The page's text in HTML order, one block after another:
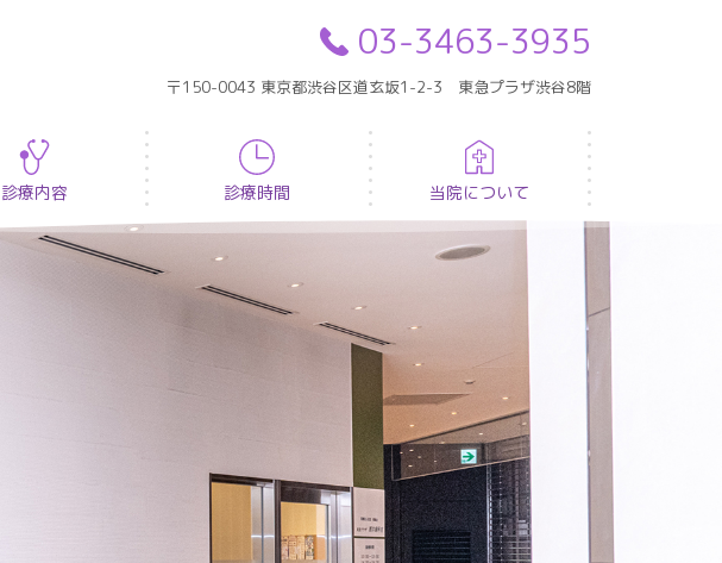
03-3463-3935
〒150-0043 東京都渋谷区道玄坂1-2-3 東急プラザ渋谷8階
診療内容 診療時間 当院について